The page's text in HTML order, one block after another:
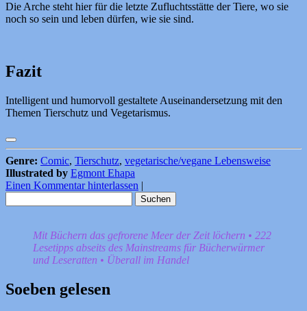
Die Arche steht hier für die letzte Zufluchtsstätte der Tiere, wo sie
noch so sein und leben dürfen, wie sie sind.
Fazit
Intelligent und humorvoll gestaltete Auseinandersetzung mit den
Themen Tierschutz und Vegetarismus.
Genre: Comic, Tierschutz, vegetarische/vegane Lebensweise
Illustrated by Egmont Ehapa
Einen Kommentar hinterlassen |
nach:
Mit Büchern das gefrorene Meer der Zeit löchern • 222
Lesetipps abseits des Mainstreams für Bücherwürmer
und Leseratten • Überall im Handel
Soeben gelesen